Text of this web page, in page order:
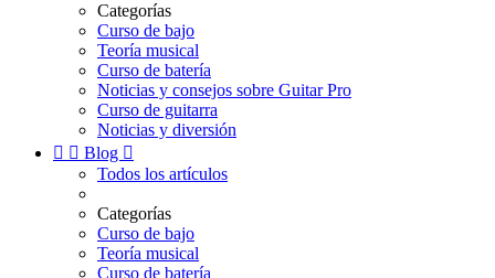
Categorías
Curso de bajo
Teoría musical
Curso de batería
Noticias y consejos sobre Guitar Pro
Curso de guitarra
Noticias y diversión
  Blog 
Todos los artículos
Categorías
Curso de bajo
Teoría musical
Curso de batería